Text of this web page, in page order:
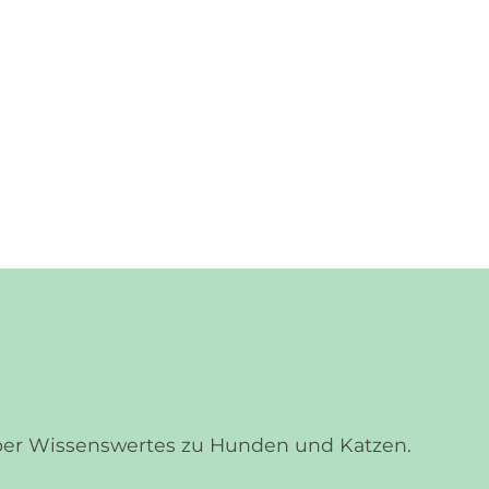
Wissenswertes zu Hunden und Katzen.